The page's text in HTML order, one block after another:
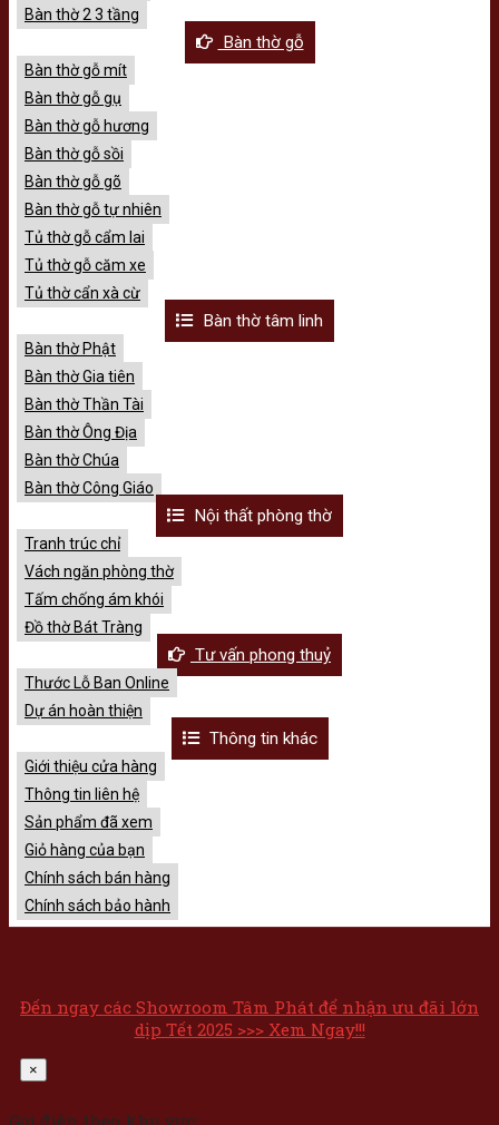
Bàn thờ 2 3 tầng
Bàn thờ gỗ
Bàn thờ gỗ mít
Bàn thờ gỗ gụ
Bàn thờ gỗ hương
Bàn thờ gỗ sồi
Bàn thờ gỗ gõ
Bàn thờ gỗ tự nhiên
Tủ thờ gỗ cẩm lai
Tủ thờ gỗ căm xe
Tủ thờ cẩn xà cừ
Bàn thờ tâm linh
Bàn thờ Phật
Bàn thờ Gia tiên
Bàn thờ Thần Tài
Bàn thờ Ông Địa
Bàn thờ Chúa
Bàn thờ Công Giáo
Nội thất phòng thờ
Tranh trúc chỉ
Vách ngăn phòng thờ
Tấm chống ám khói
Đồ thờ Bát Tràng
Tư vấn phong thuỷ
Thước Lỗ Ban Online
Dự án hoàn thiện
Thông tin khác
Giới thiệu cửa hàng
Thông tin liên hệ
Sản phẩm đã xem
Giỏ hàng của bạn
Chính sách bán hàng
Chính sách bảo hành
Đến ngay các Showroom Tâm Phát để nhận ưu đãi lớn
dịp Tết 2025 >>> Xem Ngay!!!
×
Gọi điện theo khu vực: